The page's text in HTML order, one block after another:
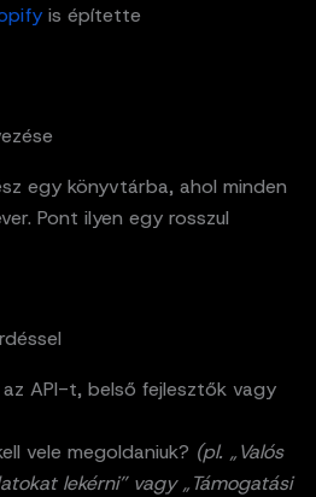
is építette
egy könyvtárba, ahol minden
Pont ilyen egy rosszul
API-t, belső fejlesztők vagy
vele megoldaniuk? (pl. „Valós
lekérni” vagy „Támogatási